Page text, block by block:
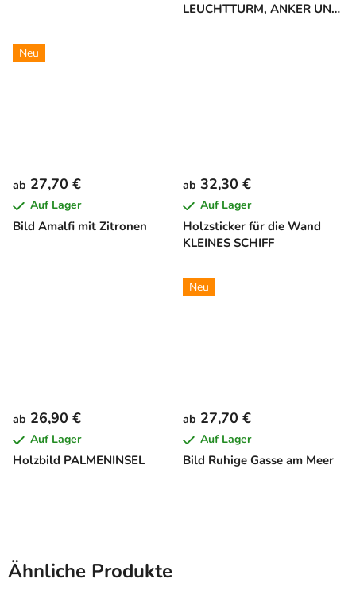
LEUCHTTURM, ANKER UND
Neu
Bild Amalfi mit Zitronen
ab 27,70 €
Auf Lager
Holzsticker für die Wand
KLEINES SCHIFF
ab 32,30 €
Auf Lager
Holzbild PALMENINSEL
ab 26,90 €
Auf Lager
Neu
Bild Ruhige Gasse am Meer
ab 27,70 €
Auf Lager
Ähnliche Produkte